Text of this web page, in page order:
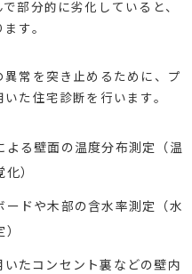
部分的に劣化していると、
す。
常を突き止めるために、プ
た住宅診断を行います。
る壁面の温度分布測定（温
）
ドや木部の含水率測定（水
たコンセント裏などの壁内